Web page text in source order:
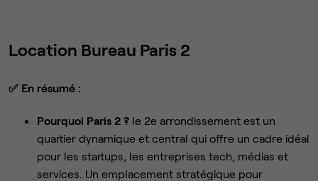
Location Bureau Paris 2
✅ En résumé :
Pourquoi Paris 2 ? le 2e arrondissement est un
quartier dynamique et central qui offre un cadre idéal
pour les startups, les entreprises tech, médias et
services. Un emplacement stratégique pour